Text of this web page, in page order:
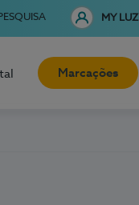
MY LUZ
Marcações